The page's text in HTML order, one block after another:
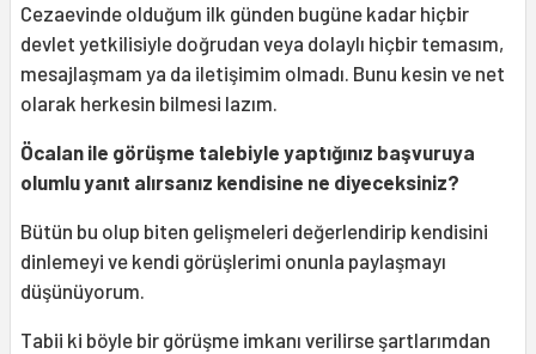
Cezaevinde olduğum ilk günden bugüne kadar hiçbir
devlet yetkilisiyle doğrudan veya dolaylı hiçbir temasım,
mesajlaşmam ya da iletişimim olmadı. Bunu kesin ve net
olarak herkesin bilmesi lazım.
Öcalan ile görüşme talebiyle yaptığınız başvuruya
olumlu yanıt alırsanız kendisine ne diyeceksiniz?
Bütün bu olup biten gelişmeleri değerlendirip kendisini
dinlemeyi ve kendi görüşlerimi onunla paylaşmayı
düşünüyorum.
Tabii ki böyle bir görüşme imkanı verilirse şartlarımdan